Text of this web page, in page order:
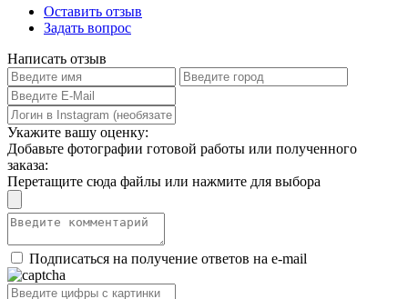
Оставить отзыв
Задать вопрос
Написать отзыв
Укажите вашу оценку:
Добавьте фотографии готовой работы или полученного
заказа:
Перетащите сюда файлы или нажмите для выбора
Подписаться на получение ответов на e-mail